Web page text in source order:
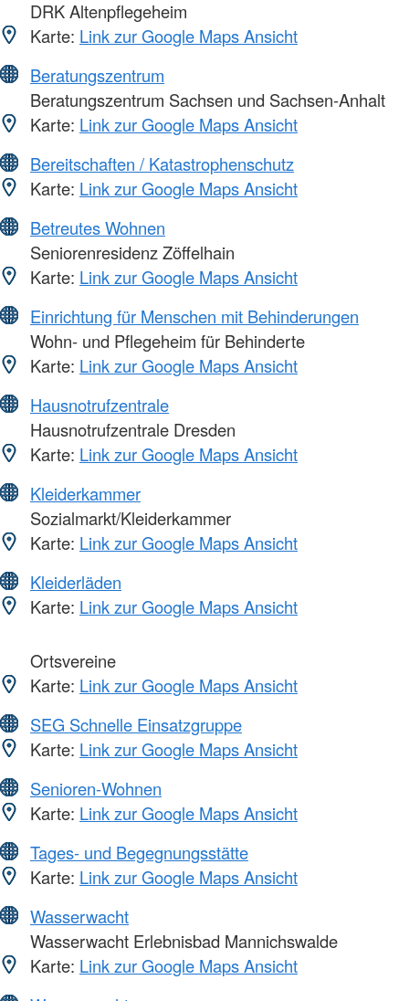
DRK Altenpflegeheim
Karte: Link zur Google Maps Ansicht
Beratungszentrum
Beratungszentrum Sachsen und Sachsen-Anhalt
Karte: Link zur Google Maps Ansicht
Bereitschaften / Katastrophenschutz
Karte: Link zur Google Maps Ansicht
Betreutes Wohnen
Seniorenresidenz Zöffelhain
Karte: Link zur Google Maps Ansicht
Einrichtung für Menschen mit Behinderungen
Wohn- und Pflegeheim für Behinderte
Karte: Link zur Google Maps Ansicht
Hausnotrufzentrale
Hausnotrufzentrale Dresden
Karte: Link zur Google Maps Ansicht
Kleiderkammer
Sozialmarkt/Kleiderkammer
Karte: Link zur Google Maps Ansicht
Kleiderläden
Karte: Link zur Google Maps Ansicht
Ortsvereine
Karte: Link zur Google Maps Ansicht
SEG Schnelle Einsatzgruppe
Karte: Link zur Google Maps Ansicht
Senioren-Wohnen
Karte: Link zur Google Maps Ansicht
Tages- und Begegnungsstätte
Karte: Link zur Google Maps Ansicht
Wasserwacht
Wasserwacht Erlebnisbad Mannichswalde
Karte: Link zur Google Maps Ansicht